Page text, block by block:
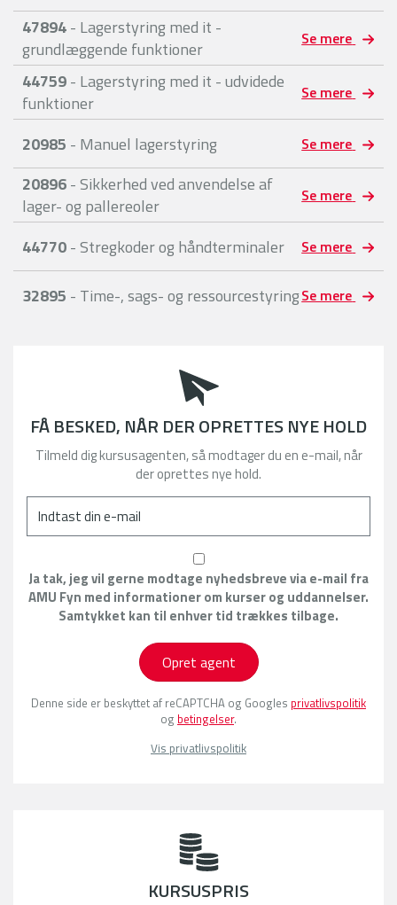
47894- Lagerstyring med it -
grundlæggende funktioner
Se mere
44759- Lagerstyring med it - udvidede
funktioner
Se mere
20985 - Manuel lagerstyring Se mere
20896- Sikkerhed ved anvendelse af
lager- og pallereoler
Se mere
44770- Stregkoder og håndterminaler Se mere
32895 - Time-, sags- og ressourcestyringSe mere
FÅ BESKED, NÅR DER OPRETTES NYE HOLD
Tilmeld dig kursusagenten, så modtager du en e-mail, når
der oprettes nye hold.
Ja tak, jeg vil gerne modtage nyhedsbreve via e-mail fra
AMU Fyn med informationer om kurser og uddannelser.
Samtykket kan til enhver tid trækkes tilbage.
Opret agent
Denne side er beskyttet af reCAPTCHA og Googles privatlivspolitik
og betingelser.
Vis privatlivspolitik
KURSUSPRIS